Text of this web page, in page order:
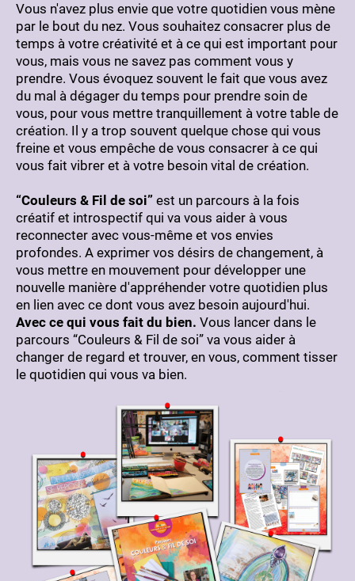
Vous n'avez plus envie que votre quotidien vous mène
par le bout du nez. Vous souhaitez consacrer plus de
temps à votre créativité et à ce qui est important pour
vous, mais vous ne savez pas comment vous y
prendre. Vous évoquez souvent le fait que vous avez
du mal à dégager du temps pour prendre soin de
vous, pour vous mettre tranquillement à votre table de
création. Il y a trop souvent quelque chose qui vous
freine et vous empêche de vous consacrer à ce qui
vous fait vibrer et à votre besoin vital de création.
“Couleurs & Fil de soi” est un parcours à la fois
créatif et introspectif qui va vous aider à vous
reconnecter avec vous-même et vos envies
profondes. A exprimer vos désirs de changement, à
vous mettre en mouvement pour développer une
nouvelle manière d'appréhender votre quotidien plus
en lien avec ce dont vous avez besoin aujourd'hui.
Avec ce qui vous fait du bien. Vous lancer dans le
parcours “Couleurs & Fil de soi” va vous aider à
changer de regard et trouver, en vous, comment tisser
le quotidien qui vous va bien.